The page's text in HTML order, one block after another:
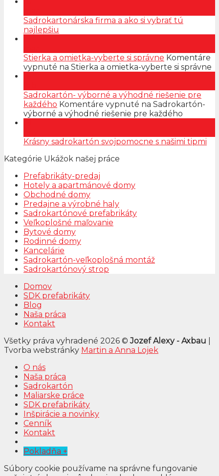
Sadrokartonárska firma a ako si vybrať tú
najlepšiu
Stierka a omietka-vyberte si správne Komentáre
vypnuté na Stierka a omietka-vyberte si správne
Sadrokartón- výborné a výhodné riešenie pre
každého Komentáre vypnuté na Sadrokartón-
výborné a výhodné riešenie pre každého
Krásny sadrokartón svojpomocne s našimi tipmi
Kategórie Ukážok našej práce
Prefabrikáty-predaj
Hotely a apartmánové domy
Obchodné domy
Predajne a výrobné haly
Sadrokartónové prefabrikáty
Veľkoplošné maľovanie
Bytové domy
Rodinné domy
Kancelárie
Sadrokartón-veľkoplošná montáž
Sadrokartónový strop
Domov
SDK prefabrikáty
Blog
Naša práca
Kontakt
Všetky práva vyhradené 2026 ©Jozef Alexy - Axbau
Tvorba webstránky Martin a Anna Lojek
O nás
Naša práca
Sadrokartón
Maliarske práce
SDK prefabrikáty
Inšpirácie a novinky
Cenník
Kontakt
Pokladňa +
Súbory cookie používame na správne fungovanie